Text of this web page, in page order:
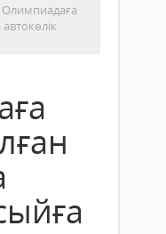
Олимпиадаға